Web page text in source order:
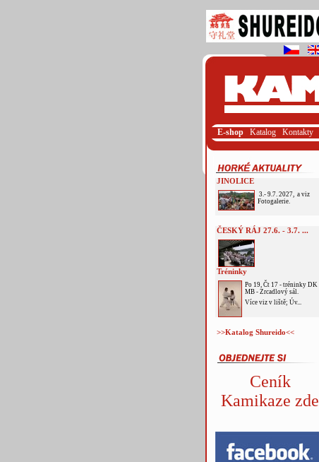
E-shop Katalog Kontakty
JINOLICE
3.- 9.7. 2027, a viz
Fotogalerie.
ČESKÝ RÁJ 27.6. - 3.7. ...
Tréninky
Po 19, Čt 17 - tréninky DK
MB - Zrcadlový sál.
Více viz v liště; Úv...
>>Katalog Shureido<<
Ceník
Kamikaze zde